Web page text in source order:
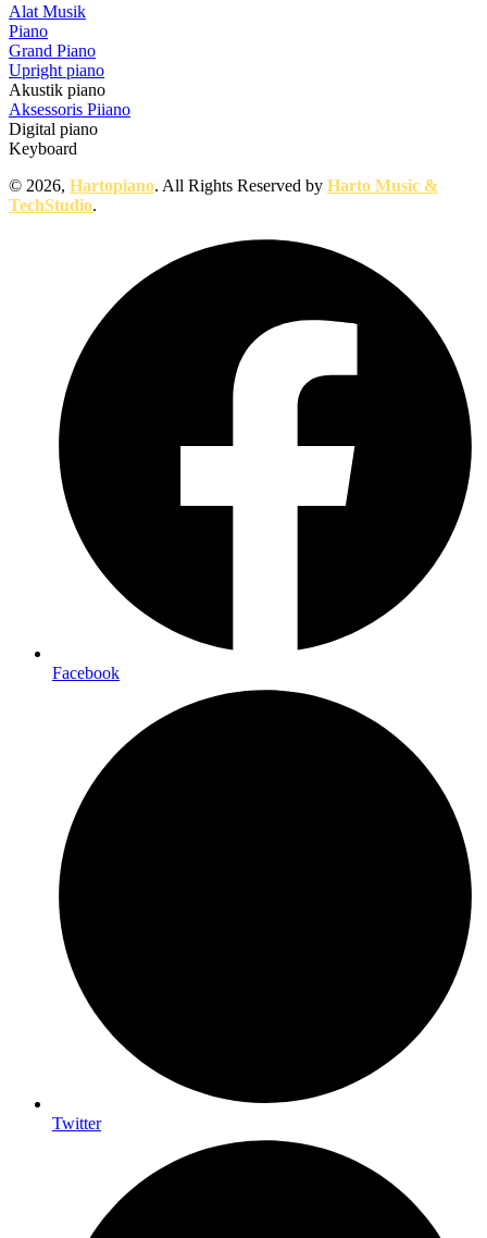
Alat Musik
Piano
Grand Piano
Upright piano
Akustik piano
Aksessoris Piiano
Digital piano
Keyboard
© 2026, Hartopiano. All Rights Reserved by Harto Music &
TechStudio.
Facebook
Twitter